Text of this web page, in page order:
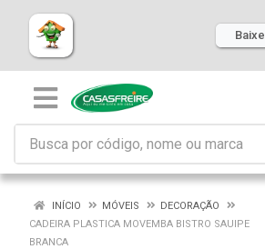
INÍCIO MÓVEIS
DECORAÇÃO
CADEIRA PLASTICA MOVEMBA BISTRO SAUIPE
BRANCA